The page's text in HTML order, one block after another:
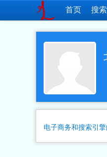
首页 搜索
电子商务和搜索引擎